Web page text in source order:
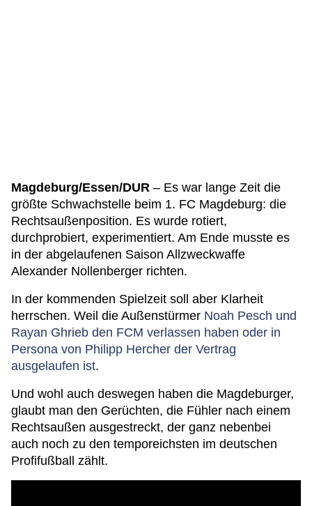
Magdeburg/Essen/DUR – Es war lange Zeit die
größte Schwachstelle beim 1. FC Magdeburg: die
Rechtsaußenposition. Es wurde rotiert,
durchprobiert, experimentiert. Am Ende musste es
in der abgelaufenen Saison Allzweckwaffe
Alexander Nollenberger richten.
In der kommenden Spielzeit soll aber Klarheit
herrschen. Weil die Außenstürmer Noah Pesch und
Rayan Ghrieb den FCM verlassen haben oder in
Persona von Philipp Hercher der Vertrag
ausgelaufen ist.
Und wohl auch deswegen haben die Magdeburger,
glaubt man den Gerüchten, die Fühler nach einem
Rechtsaußen ausgestreckt, der ganz nebenbei
auch noch zu den temporeichsten im deutschen
Profifußball zählt.